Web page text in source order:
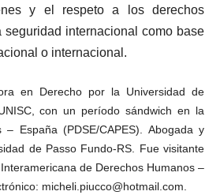
y el respeto a los derechos
seguridad internacional como base
o internacional.
en Derecho por la Universidad de
con un período sándwich en la
– España (PDSE/CAPES). Abogada y
de Passo Fundo-RS. Fue visitante
de Derechos Humanos –
micheli.piucco@hotmail.com.